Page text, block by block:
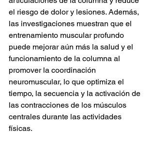
el riesgo de dolor y lesiones. Además,
las investigaciones muestran que el
entrenamiento muscular profundo
puede mejorar aún más la salud y el
funcionamiento de la columna al
promover la coordinación
neuromuscular, lo que optimiza el
tiempo, la secuencia y la activación de
las contracciones de los músculos
centrales durante las actividades
físicas.